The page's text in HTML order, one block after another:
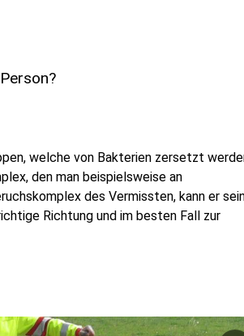
welche von Bakterien zersetzt
den man beispielsweise an
des Vermissten, kann er
Richtung und im besten Fall zur